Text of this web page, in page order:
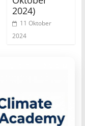
2024)
11 Oktober
2024